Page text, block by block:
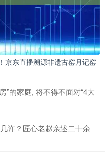
京东直播溯源非遗古窑月记窑
”的家庭, 将不得不面对“4大
许？匠心老赵亲述二十余